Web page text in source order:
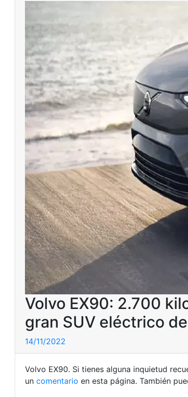
Volvo EX90: 2.700
gran SUV eléctrico
14/11/2022
Volvo EX90. Si tienes alguna inquietud
un comentario en esta página. También